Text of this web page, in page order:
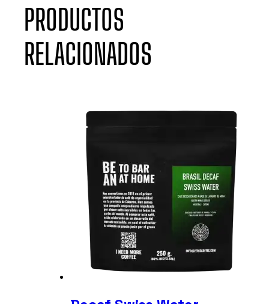
PRODUCTOS
RELACIONADOS